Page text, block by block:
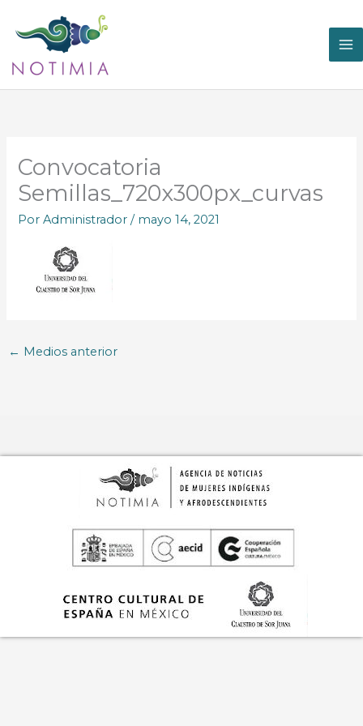
contenido
Convocatoria
Semillas_720x300px_curvas
PorAdministrador/ mayo 14, 2021
← Medios anterior